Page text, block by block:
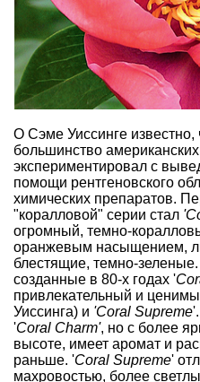
О Сэме Уиссинге
большинство
экспериментировал с
помощи рентгеновского
химических препаратов.
"коралловой" серии стал
огромный, темно-
оранжевым насыщением,
блестящие, темно-
созданные в 80-х годах '
привлекательный и
Уиссинга) и 'Coral Supreme
'Coral Charm', но с более
высоте, имеет аромат и
раньше. 'Coral Supreme'
махровостью, более